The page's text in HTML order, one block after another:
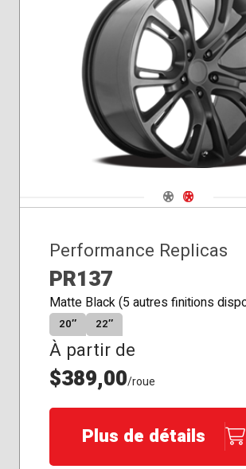
Siège
conique
Navigate 1
Navigate 2
Performance Replicas
PR137
Matte Black (5 autres finitions
20″ 22″
À partir de
$389,00/roue
Plus de détails